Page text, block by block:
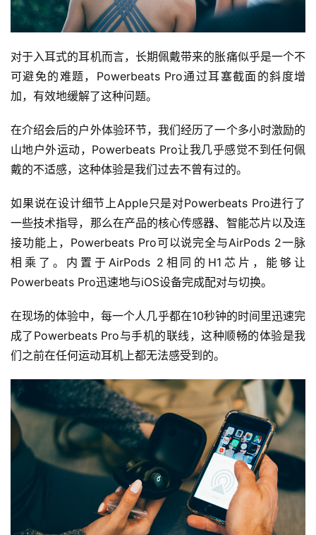
用
户
精
选
动
集
对于入耳式的耳机而言，长期佩戴带来的胀痛似乎是一个不
可避免的难题，Powerbeats Pro通过耳塞截面的斜度增
加，有效地缓解了这种问题。
在介绍会后的户外体验环节，我们经历了一个多小时激励的
山地户外运动，Powerbeats Pro让我几乎感觉不到任何佩
戴的不适感，这种体验是我们过去不曾有过的。
如果说在设计细节上Apple只是对Powerbeats Pro进行了
一些技术指导，那么在产品的核心传感器、智能芯片以及连
接功能上，Powerbeats Pro可以说完全与AirPods 2一脉
相乘了。内置于AirPods 2相同的H1芯片，能够让
Powerbeats Pro迅速地与iOS设备完成配对与切换。
在现场的体验中，每一个人几乎都在10秒钟的时间里迅速完
成了Powerbeats Pro与手机的联线，这种顺畅的体验是我
们之前在任何运动耳机上都无法感受到的。